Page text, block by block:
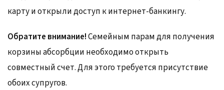
карту и открыли доступ к интернет-банкингу.
Обратите внимание!Семейным парам для получения
корзины абсорбции необходимо открыть
совместный счет. Для этого требуется присутствие
обоих супругов.